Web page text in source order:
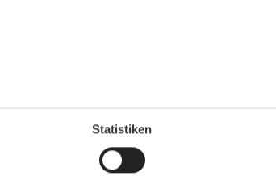
Duschen
Toiletten
Statistiken